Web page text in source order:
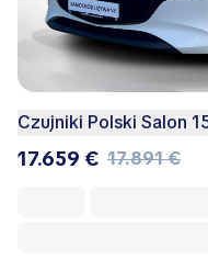
Czujniki Polski Salon
17.659 € 17.891 €